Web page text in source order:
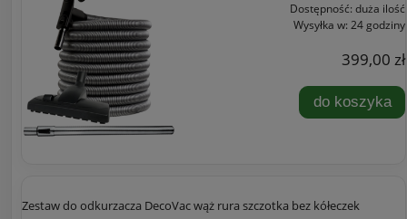
Dostępność: duża ilość
Wysyłka w: 24 godziny
399,00 zł
do koszyka
Zestaw do odkurzacza DecoVac wąż rura szczotka bez kółeczek